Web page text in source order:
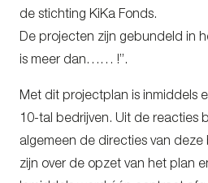
de stichting KiKa Fonds.
De projecten zijn gebundeld in
is meer dan…… !”.
Met dit projectplan is inmiddels
10-tal bedrijven. Uit de reacties
algemeen de directies van deze
zijn over de opzet van het plan